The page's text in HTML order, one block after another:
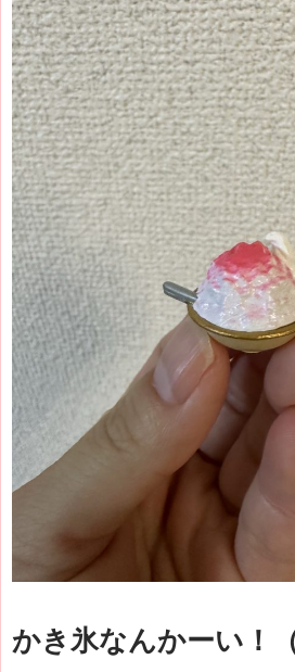
かき氷なんかーい！